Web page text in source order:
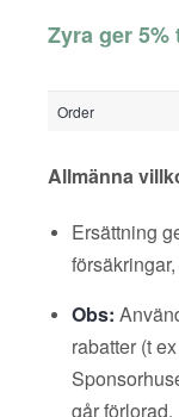
Zyra ger 5%
Order
Allmänna
Ersättning
Obs:
rabatter (t
går förlorad.